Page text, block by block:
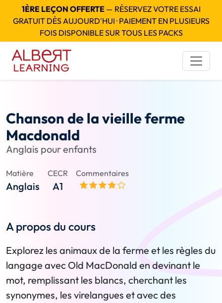
1ÈRE LEÇON OFFERTE— RÉSERVEZ VOTRE ESSAI
GRATUIT DÈS AUJOURD'HUI · PAIEMENT EN PLUSIEURS
FOIS DISPONIBLE SUR TOUS LES PACKS
Chanson de la vieille ferme
Macdonald
Anglais pour enfants
Matière
Anglais
CECR
A1
Commentaires
A propos du cours
Explorez les animaux de la ferme et les règles du
langage avec Old MacDonald en devinant le
mot, remplissant les blancs, cherchant les
synonymes, les virelangues et avec des